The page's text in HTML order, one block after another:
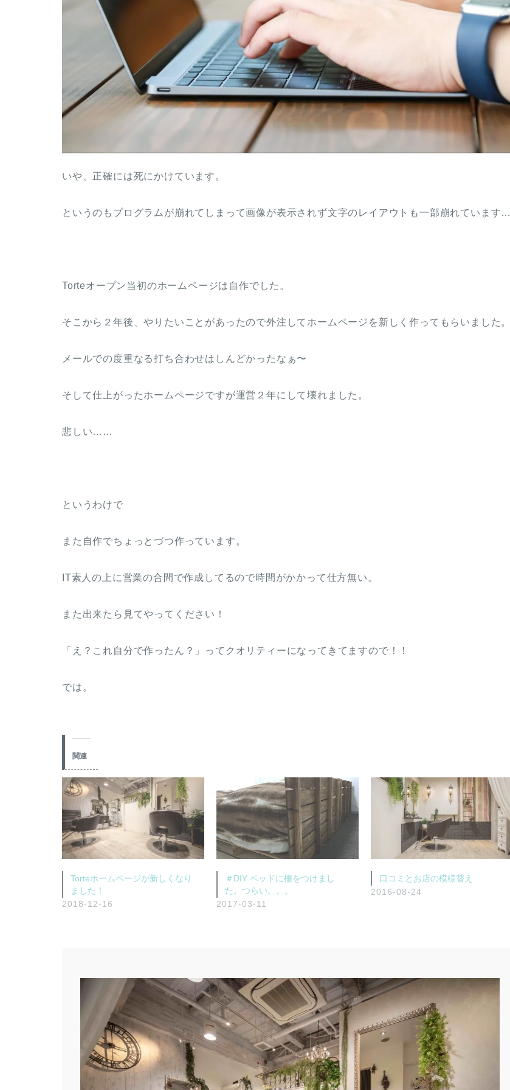
いや、正確には死にかけています。
というのもプログラムが崩れてしまって画像が表示されず文字のレイアウトも一部崩れています…
Torteオープン当初のホームページは自作でした。
そこから２年後、やりたいことがあったので外注してホームページを新しく作ってもらいました。
メールでの度重なる打ち合わせはしんどかったなぁ〜
そして仕上がったホームページですが運営２年にして壊れました。
悲しい……
というわけで
また自作でちょっとづつ作っています。
IT素人の上に営業の合間で作成してるので時間がかかって仕方無い。
また出来たら見てやってください！
「え？これ自分で作ったん？」ってクオリティーになってきてますので！！
では。
関連
Torteホームページが新しくなり
ました！
2018-12-16
＃DIY ベッドに柵をつけまし
た。つらい。。。
2017-03-11
口コミとお店の模様替え
2016-08-24